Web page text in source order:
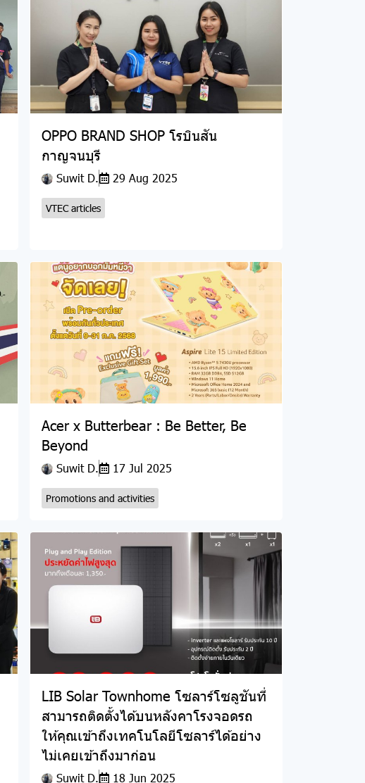
OPPO BRAND SHOP โรบินสัน
กาญจนบุรี
Suwit D. 29 Aug 2025
VTEC articles
Acer x Butterbear : Be Better, Be
Beyond
Suwit D. 17 Jul 2025
Promotions and activities
LIB Solar Townhome โซลาร์โซลูชันที่
สามารถติดตั้งได้บนหลังคาโรงจอดรถ
ให้คุณเข้าถึงเทคโนโลยีโซลาร์ได้อย่าง
ไม่เคยเข้าถึงมาก่อน
Suwit D. 18 Jun 2025